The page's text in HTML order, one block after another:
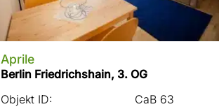
Aprile
Berlin Friedrichshain, 3. OG
Objekt ID:
CaB 63